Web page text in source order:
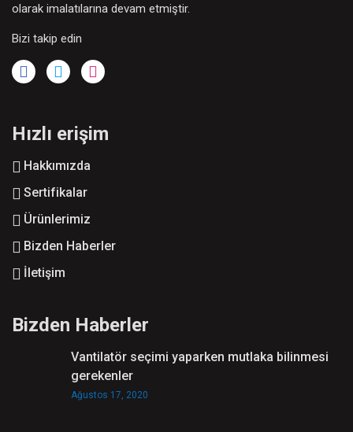
olarak imalatılarına devam etmiştir.
Bizi takip edin
Hızlı erişim
Hakkımızda
Sertifikalar
Ürünlerimiz
Bizden Haberler
İletişim
Bizden Haberler
Vantilatör seçimi yaparken mutlaka bilinmesi
gerekenler
Ağustos 17, 2020